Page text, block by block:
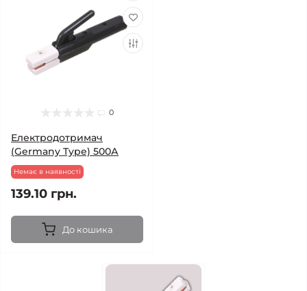
0
Електродотримач
(Germany Type) 500А
Немає в наявності
139.10 грн.
До кошика